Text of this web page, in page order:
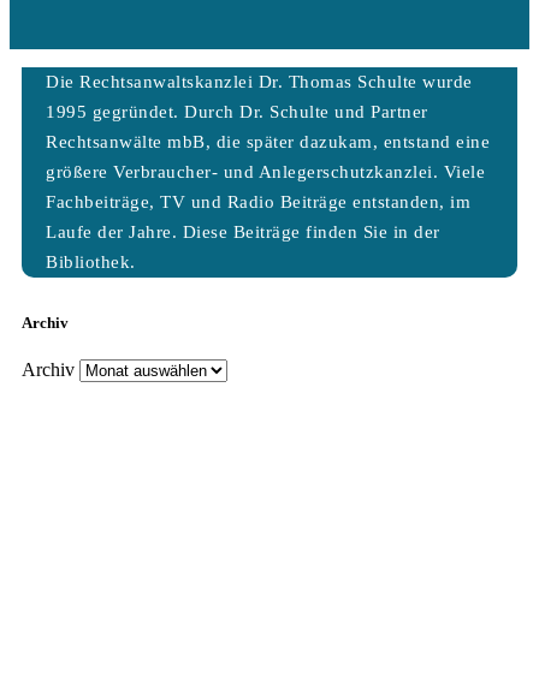
Die Rechtsanwaltskanzlei Dr. Thomas Schulte wurde
1995 gegründet. Durch Dr. Schulte und Partner
Rechtsanwälte mbB, die später dazukam, entstand eine
größere Verbraucher- und Anlegerschutzkanzlei. Viele
Fachbeiträge, TV und Radio Beiträge entstanden, im
Laufe der Jahre. Diese Beiträge finden Sie in der
Bibliothek.
Archiv
Archiv